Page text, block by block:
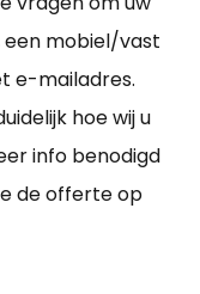
mobiel/vast
e-mailadres.
hoe wij u
info benodigd
de offerte op